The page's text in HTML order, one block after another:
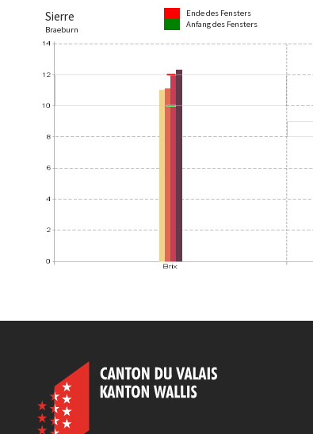
Sierre
Braeburn
Ende des Fensters
Anfang des Fensters